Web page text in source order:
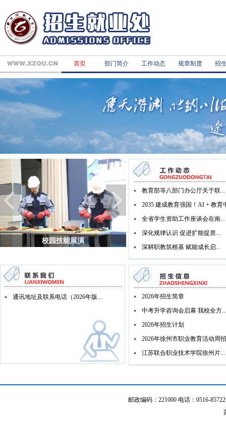
首页 部门简介 工作动态 规章制度 招
校园技能展演
1 2 3 4
教育部等八部门办公厅关于联...
2035 建成教育强国！AI + 教育
全省学生资助工作座谈会在南...
深化规律认识 促进扩能提质...
深耕职教筑根基 赋能成长启...
通讯地址及联系电话（2026年版...
2026年招生简章
中考升学咨询会启幕 我校全方...
2026年招生计划
2026年徐州市职业教育活动周
江苏联合职业技术学院徐州片...
邮政编码：221000 电话：0516-